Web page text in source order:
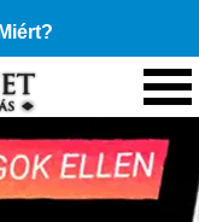
Miért?